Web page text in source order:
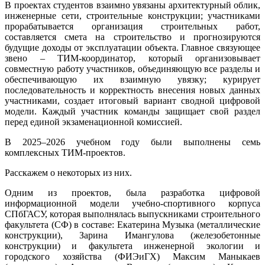
В проектах студентов взаимно увязаны архитектурный облик,
инженерные сети, строительные конструкции; участниками
прорабатывается организация строительных работ,
составляется смета на строительство и прогнозируются
будущие доходы от эксплуатации объекта. Главное связующее
звено – ТИМ-координатор, который организовывает
совместную работу участников, объединяющую все разделы и
обеспечивающую их взаимную увязку; курирует
последовательность и корректность внесения новых данных
участниками, создает итоговый вариант сводной цифровой
модели. Каждый участник команды защищает свой раздел
перед единой экзаменационной комиссией.
В 2025–2026 учебном году были выполнены семь
комплексных ТИМ-проектов.
Расскажем о некоторых из них.
Одним из проектов, была разработка цифровой
информационной модели учебно-спортивного корпуса
СПбГАСУ, которая выполнялась выпускниками строительного
факультета (СФ) в составе: Екатерина Музыка (металлические
конструкции), Зарина Имангулова (железобетонные
конструкции) и факультета инженерной экологии и
городского хозяйства (ФИЭиГХ) Максим Маныкаев